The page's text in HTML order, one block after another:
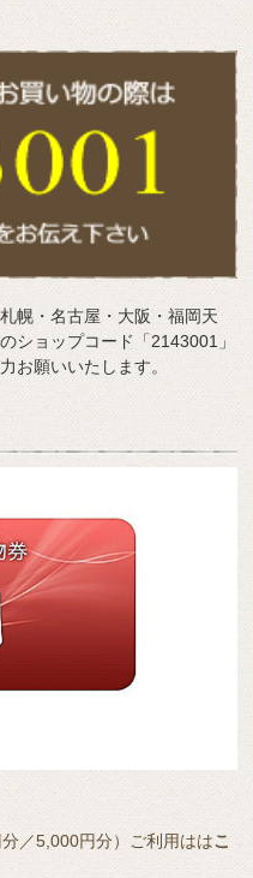
札幌・名古屋・大阪・福岡天
ショップコード「2143001」
お願いいたします。
／5,000円分）ご利用ははこ